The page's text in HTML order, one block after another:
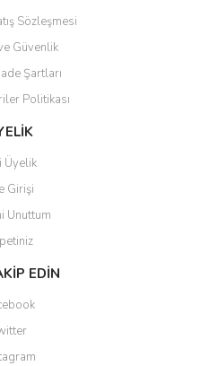
Sözleşmesi
Güvenlik
Şartları
Politikası
Üyelik
Girişi
Unuttum
EDİN